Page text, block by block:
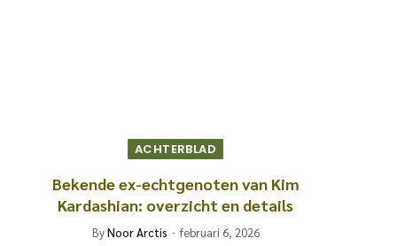
ACHTERBLAD
Bekende ex-echtgenoten van Kim
Kardashian: overzicht en details
By Noor Arctis februari 6, 2026